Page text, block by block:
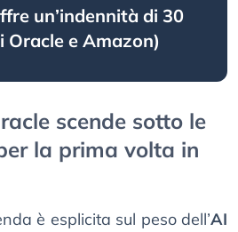
un’indennità di 30
Oracle e Amazon)
scende sotto le
la prima volta in
è esplicita sul peso dell’AI